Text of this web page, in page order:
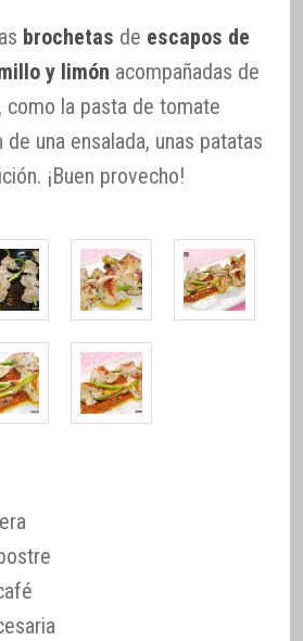
brochetas de escapos de
y limón acompañadas de
como la pasta de tomate
una ensalada, unas patatas
¡Buen provecho!